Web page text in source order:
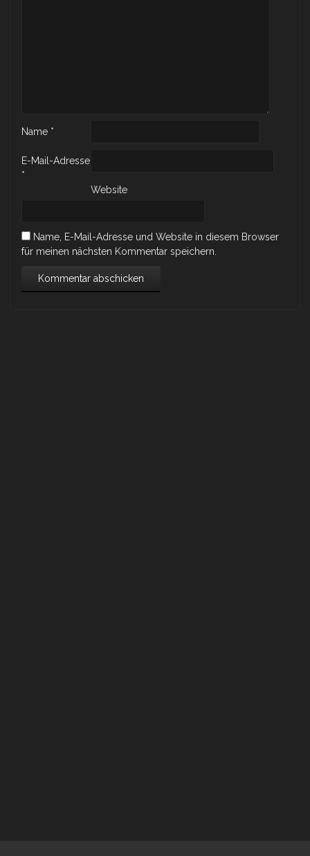
Name *
E-Mail-Adresse
*
Website
Name, E-Mail-Adresse und Website in diesem Browser
für meinen nächsten Kommentar speichern.